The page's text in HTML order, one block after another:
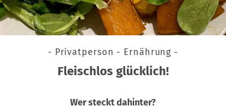
- Privatperson - Ernährung -
Fleischlos glücklich!
Wer steckt dahinter?